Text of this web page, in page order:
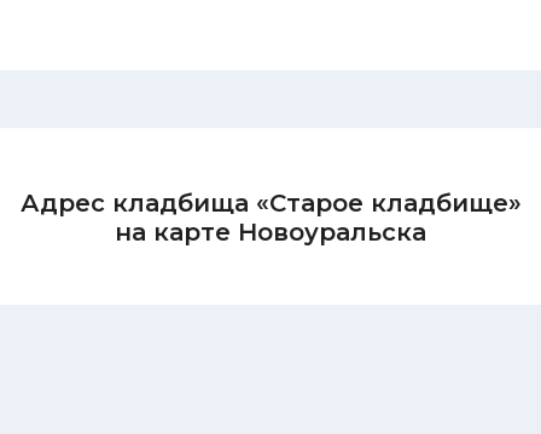
Адрес кладбища «Старое кладбище»
на карте Новоуральска